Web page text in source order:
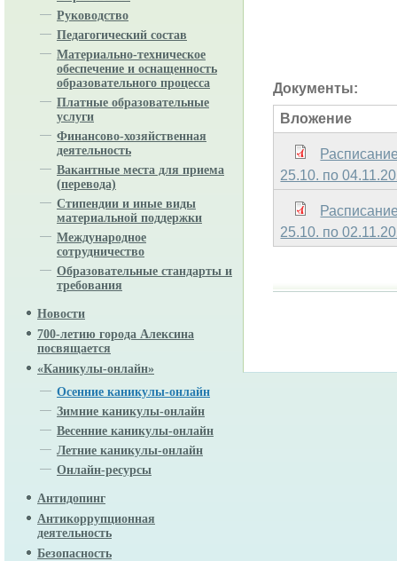
Руководство
Педагогический состав
Материально-техническое
обеспечение и оснащенность
образовательного процесса
Платные образовательные
услуги
Финансово-хозяйственная
деятельность
Вакантные места для приема
(перевода)
Стипендии и иные виды
материальной поддержки
Международное
сотрудничество
Образовательные стандарты и
требования
Новости
700-летию города Алексина
посвящается
«Каникулы-онлайн»
Осенние каникулы-онлайн
Зимние каникулы-онлайн
Весенние каникулы-онлайн
Летние каникулы-онлайн
Онлайн-ресурсы
Антидопинг
Антикоррупционная
деятельность
Безопасность
Документы:
Вложение
25.10. по
25.10. по